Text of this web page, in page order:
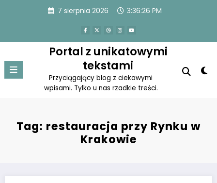
7 sierpnia 2026 3:36:27 PM
Portal z unikatowymi
tekstami
Przyciągający blog z ciekawymi
wpisami. Tylko u nas rzadkie treści.
Tag: restauracja przy Rynku w
Krakowie